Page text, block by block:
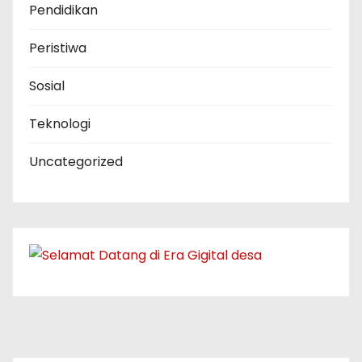
Pendidikan
Peristiwa
Sosial
Teknologi
Uncategorized